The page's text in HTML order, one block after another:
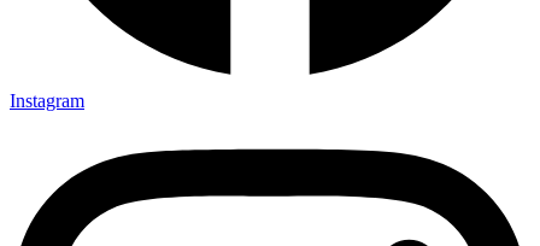
Instagram